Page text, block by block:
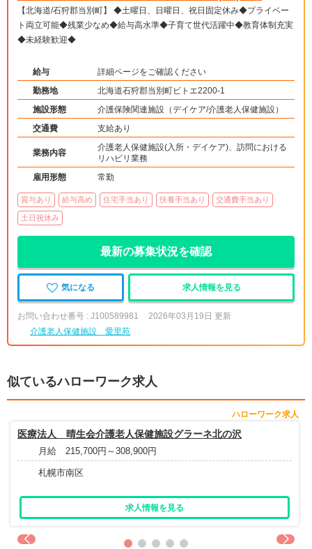
【北海道/石狩郡当別町】 ◆土曜日、日曜日、祝日固定休み◆プライベー
ト両立可能◆残業少なめ◆給与高水準◆子育て世代活躍中◆教育体制充実
◆未経験歓迎◆
給与
詳細ページをご確認ください
勤務地
北海道石狩郡当別町ビトエ2200-1
施設形態
介護保険関連施設（デイケア/介護老人保健施設）
交通費
支給あり
業務内容
介護老人保健施設(入所・デイケア)、訪問における
リハビリ業務
雇用形態
常勤
賞与あり 給与高め 住宅手当あり 扶養手当あり 交通費手当あり
土日祝休み
最新の募集状況を確認
気になる 求人情報を見る
お問い合わせ番号 : J100589981
2026年03月19日 更新
介護老人保健施設 愛里苑
似ているハローワーク求人
ハローワーク求人
医療法人 晴生会介護老人保健施設グラーネ北の沢
月給 215,700円～308,900円
札幌市南区
求人情報を見る